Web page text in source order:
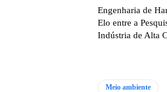
Engenharia de
Elo entre a
Indústria de Alta
Meio ambiente